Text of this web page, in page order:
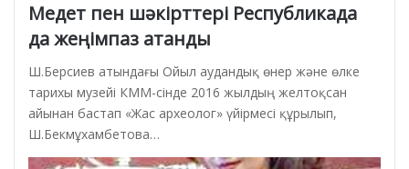
Медет пен шәкірттері Республикада
да жеңімпаз атанды
Ш.Берсиев атындағы Ойыл аудандық өнер және өлке
тарихы музейі КММ-сінде 2016 жылдың желтоқсан
айынан бастап «Жас археолог» үйірмесі құрылып,
Ш.Бекмұхамбетова…